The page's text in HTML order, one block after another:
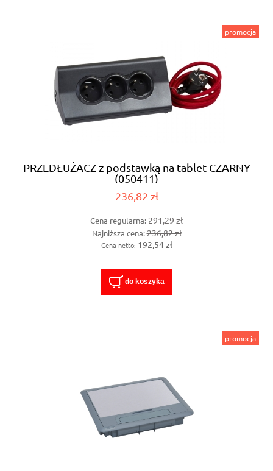
PRZEDŁUŻACZ z podstawką na tablet CZARNY
(050411)
236,82 zł
Cena regularna:291,29 zł
Najniższa cena:236,82 zł
Cena netto: 192,54 zł
do koszyka
promocja
promocja